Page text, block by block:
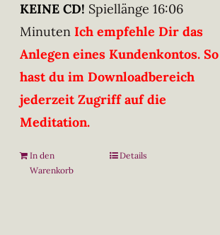
KEINE CD! Spiellänge 16:06
Minuten Ich empfehle Dir das
Anlegen eines Kundenkontos. So
hast du im Downloadbereich
jederzeit Zugriff auf die
Meditation.
In den
Warenkorb
Details